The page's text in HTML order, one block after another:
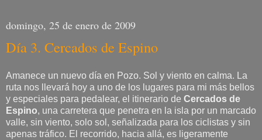
domingo, 25 de enero de 2009
Día 3. Cercados de Espino
Amanece un nuevo día en Pozo. Sol y viento en calma. La
ruta nos llevará hoy a uno de los lugares para mi más bellos
y especiales para pedalear, el itinerario de Cercados de
Espino, una carretera que penetra en la isla por un marcado
valle, sin viento, solo sol, señalizada para los ciclistas y sin
apenas tráfico. El recorrido, hacia allá, es ligeramente